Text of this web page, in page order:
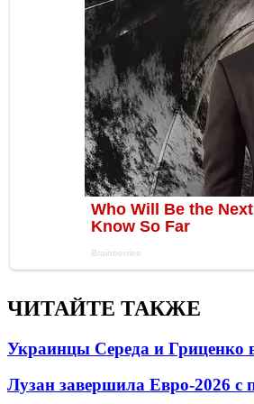
ЧИТАЙТЕ ТАКЖЕ
Украинцы Середа и Гриценко
Лузан завершила Евро-2026